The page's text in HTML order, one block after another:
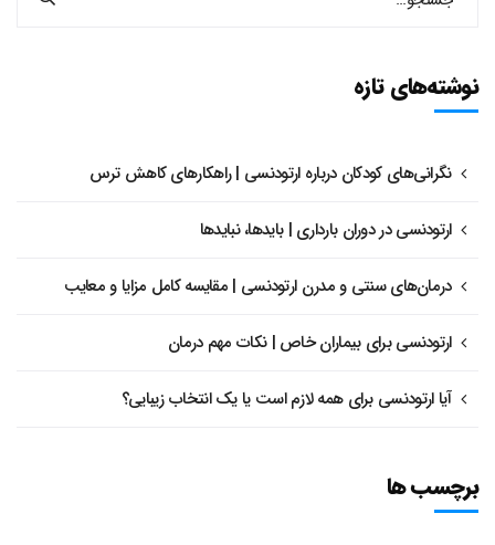
نوشته‌های تازه
نگرانی‌های کودکان درباره ارتودنسی | راهکارهای کاهش ترس
ارتودنسی در دوران بارداری | بایدها، نبایدها
درمان‌های سنتی و مدرن ارتودنسی | مقایسه کامل مزایا و معایب
ارتودنسی برای بیماران خاص | نکات مهم درمان
آیا ارتودنسی برای همه لازم است یا یک انتخاب زیبایی؟
برچسب ها